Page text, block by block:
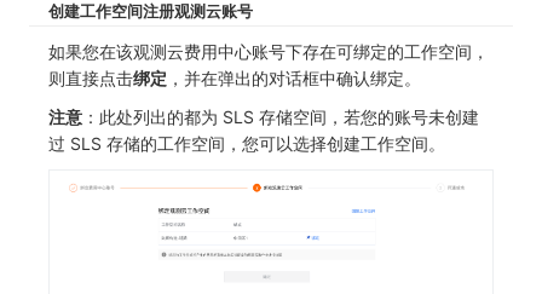
创建工作空间注册观测云账号
如果您在该观测云费用中心账号下存在可绑定的工作空间，
则直接点击绑定 ，并在弹出的对话框中确认绑定。
注意 ：此处列出的都为 SLS 存储空间，若您的账号未创建
过 SLS 存储的工作空间，您可以选择创建工作空间。